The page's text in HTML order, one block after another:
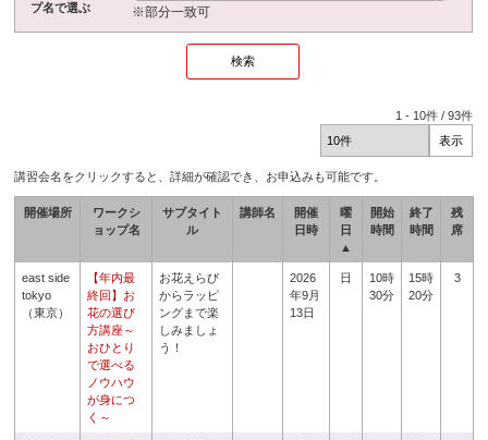
プ名で選ぶ
※部分一致可
1 - 10件 /93件
講習会名をクリックすると、詳細が確認でき、お申込みも可能です。
開催場所
ワークシ
ョップ名
サブタイト
ル
講師名
開催
日時
曜
日
▲
開始
時間
終了
時間
残
席
east side
tokyo
（東京）
【年内最
終回】お
花の選び
方講座～
おひとり
で選べる
ノウハウ
が身につ
く～
お花えらび
からラッピ
ングまで楽
しみましょ
う！
2026
年9月
13日
日
10時
30分
15時
20分
3